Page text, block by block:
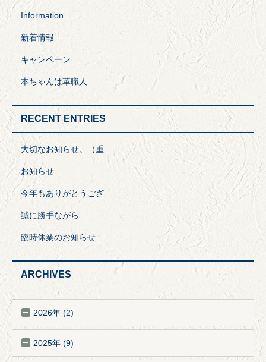
Information
新着情報
キャンペーン
本ちゃんは革職人
RECENT ENTRIES
大切なお知らせ。（重...
お知らせ
今年もありがとうござ...
誠に勝手ながら
臨時休業のお知らせ
ARCHIVES
2026年 (2)
2025年 (9)